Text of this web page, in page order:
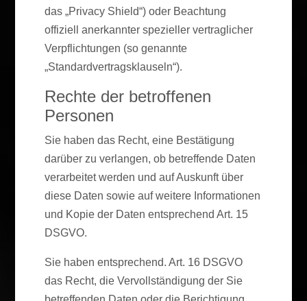
das „Privacy Shield“) oder Beachtung
offiziell anerkannter spezieller vertraglicher
Verpflichtungen (so genannte
„Standardvertragsklauseln“).
Rechte der betroffenen
Personen
Sie haben das Recht, eine Bestätigung
darüber zu verlangen, ob betreffende Daten
verarbeitet werden und auf Auskunft über
diese Daten sowie auf weitere Informationen
und Kopie der Daten entsprechend Art. 15
DSGVO.
Sie haben entsprechend. Art. 16 DSGVO
das Recht, die Vervollständigung der Sie